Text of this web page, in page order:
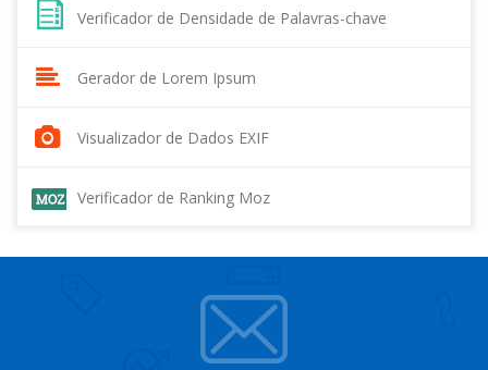
Verificador de Densidade de Palavras-chave
Gerador de Lorem Ipsum
Visualizador de Dados EXIF
Verificador de Ranking Moz